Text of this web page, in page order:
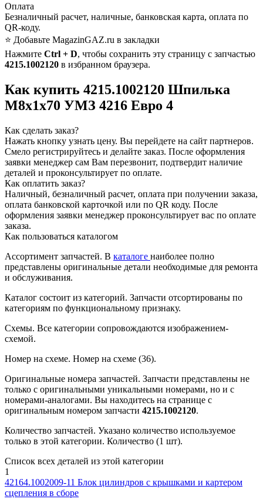
Оплата
Безналичный расчет, наличные, банковская карта, оплата по
QR-коду.
⭐ Добавьте MagazinGAZ.ru в закладки
Нажмите Ctrl + D, чтобы сохранить эту страницу с запчастью
4215.1002120 в избранном браузера.
Как купить 4215.1002120 Шпилька
М8х1х70 УМЗ 4216 Евро 4
Как сделать заказ?
Нажать кнопку узнать цену. Вы перейдете на сайт партнеров.
Смело регистрируйтесь и делайте заказ. После оформления
заявки менеджер сам Вам перезвонит, подтвердит наличие
деталей и проконсультирует по оплате.
Как оплатить заказ?
Наличный, безналичный расчет, оплата при получении заказа,
оплата банковской карточкой или по QR коду. После
оформления заявки менеджер проконсультирует вас по оплате
заказа.
Как пользоваться каталогом
Ассортимент запчастей. В каталоге наиболее полно
представлены оригинальные детали необходимые для ремонта
и обслуживания.
Каталог состоит из категорий. Запчасти отсортированы по
категориям по функциональному признаку.
Схемы. Все категории сопровождаются изображением-
схемой.
Номер на схеме. Номер на схеме (36).
Оригинальные номера запчастей. Запчасти представлены не
только с оригинальными уникальными номерами, но и с
номерами-аналогами. Вы находитесь на странице с
оригинальным номером запчасти 4215.1002120.
Количество запчастей. Указано количество используемое
только в этой категории. Количество (1 шт).
Список всех деталей из этой категории
1
42164.1002009-11 Блок цилиндров с крышками и картером
сцепления в сборе